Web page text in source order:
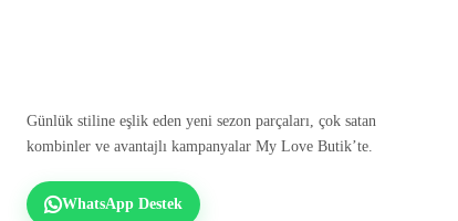
Günlük stiline eşlik eden yeni sezon parçaları, çok satan
kombinler ve avantajlı kampanyalar My Love Butik’te.
WhatsApp Destek